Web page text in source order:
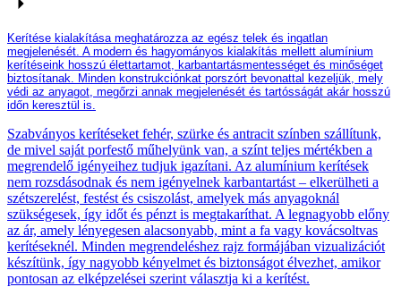
Kerítése kialakítása meghatározza az egész telek és ingatlan
megjelenését. A modern és hagyományos kialakítás mellett alumínium
kerítéseink hosszú élettartamot, karbantartásmentességet és minőséget
biztosítanak. Minden konstrukciónkat porszórt bevonattal kezeljük , mely
védi az anyagot, megőrzi annak megjelenését és tartósságát akár hosszú
időn keresztül is.
Szabványos kerítéseket fehér, szürke és antracit színben szállítunk,
de mivel saját porfestő műhelyünk van, a színt teljes mértékben a
megrendelő igényeihez tudjuk igazítani. Az alumínium kerítések
nem rozsdásodnak és nem igényelnek karbantartást – elkerülheti a
szétszerelést, festést és csiszolást, amelyek más anyagoknál
szükségesek, így időt és pénzt is megtakaríthat. A legnagyobb előny
az ár, amely lényegesen alacsonyabb, mint a fa vagy kovácsoltvas
kerítéseknél. Minden megrendeléshez rajz formájában vizualizációt
készítünk, így nagyobb kényelmet és biztonságot élvezhet, amikor
pontosan az elképzelései szerint választja ki a kerítést.